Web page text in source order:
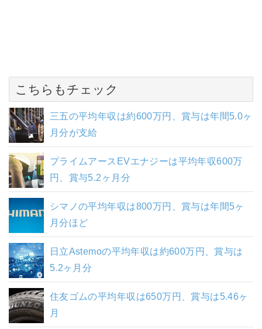
こちらもチェック
三五の平均年収は約600万円、賞与は年間5.0ヶ
月分が支給
プライムアースEVエナジーは平均年収600万
円、賞与5.2ヶ月分
シマノの平均年収は800万円、賞与は年間5ヶ
月分ほど
日立Astemoの平均年収は約600万円、賞与は
5.2ヶ月分
住友ゴムの平均年収は650万円、賞与は5.46ヶ
月